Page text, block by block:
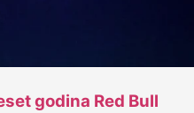
godina Red Bull